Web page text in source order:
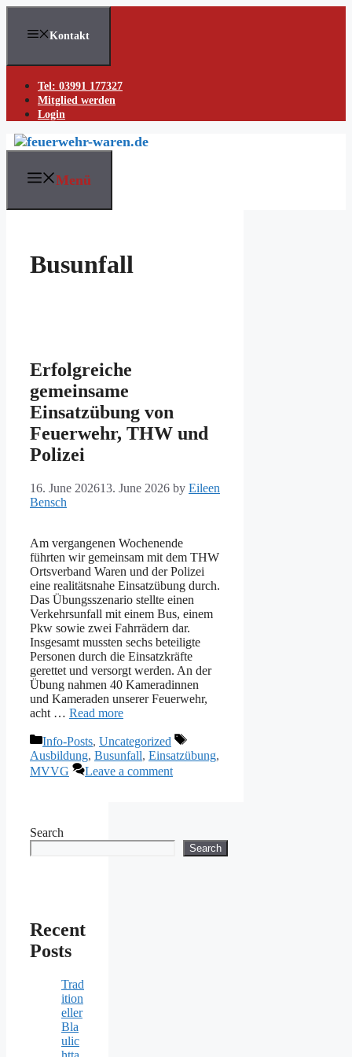
Skip
content
Kontakt
Tel: 03991 177327
Mitglied werden
Login
Menü
Busunfall
Erfolgreiche
gemeinsame
Einsatzübung von
Feuerwehr, THW und
Polizei
16. June 202613. June 2026 by Eileen
Bensch
Am vergangenen Wochenende
führten wir gemeinsam mit dem THW
Ortsverband Waren und der Polizei
eine realitätsnahe Einsatzübung durch.
Das Übungsszenario stellte einen
Verkehrsunfall mit einem Bus, einem
Pkw sowie zwei Fahrrädern dar.
Insgesamt mussten sechs beteiligte
Personen durch die Einsatzkräfte
gerettet und versorgt werden. An der
Übung nahmen 40 Kameradinnen
und Kameraden unserer Feuerwehr,
acht … Read more
Categories
Info-Posts, Uncategorized
Tags
Ausbildung, Busunfall, Einsatzübung,
MVVG
Leave a comment
Search
Search
Recent
Posts
Trad
ition
eller
Bla
ulic